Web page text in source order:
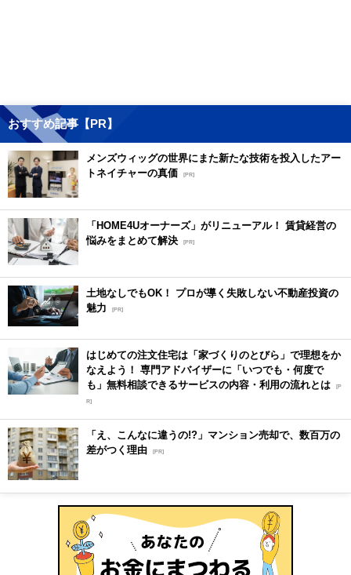
おすすめ記事【PR】
メンズウィッグの世界にまた新たな技術を投入したアー
トネイチャーの真価 [PR]
「HOME4Uオーナーズ」がリニューアル！ 賃貸経営の
悩みをまとめて解決 [PR]
土地なしでもOK！ プロが導く失敗しない不動産投資の
魅力
[PR]
はじめての注文住宅は「家づくりのとびら」で理想をか
なえよう！ 専門アドバイザーに「いつでも・何度で
も」無料相談できるサービスの内容・利用の流れとは [P
R]
「え、こんなに違うの!?」マンション売却で、数百万の
差がつく理由 [PR]